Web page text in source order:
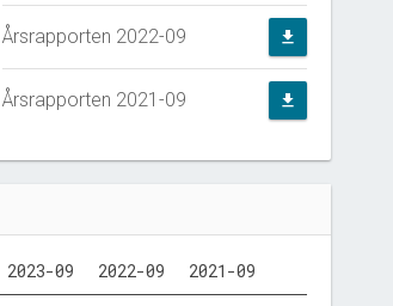
Årsrapporten 2022-09 file_download
Årsrapporten 2021-09 file_download
2023-09 2022-09 2021-09